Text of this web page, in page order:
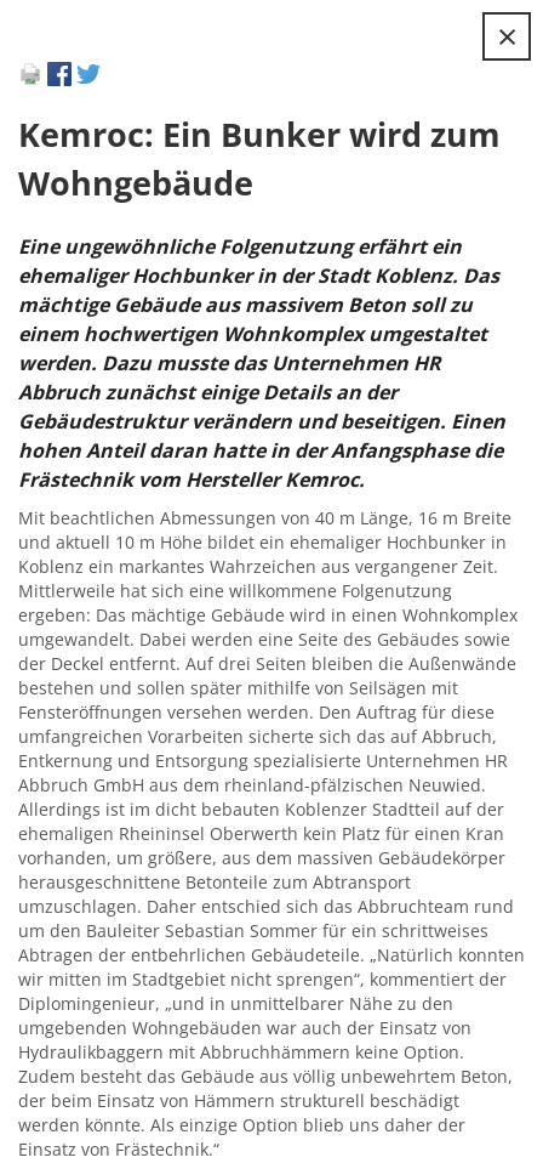
×
Kemroc: Ein Bunker wird zum
Wohngebäude
Eine ungewöhnliche Folgenutzung erfährt ein
ehemaliger Hochbunker in der Stadt Koblenz. Das
mächtige Gebäude aus massivem Beton soll zu
einem hochwertigen Wohnkomplex umgestaltet
werden. Dazu musste das Unternehmen HR
Abbruch zunächst einige Details an der
Gebäudestruktur verändern und beseitigen. Einen
hohen Anteil daran hatte in der Anfangsphase die
Frästechnik vom Hersteller Kemroc.
Mit beachtlichen Abmessungen von 40 m Länge, 16 m Breite
und aktuell 10 m Höhe bildet ein ehemaliger Hochbunker in
Koblenz ein markantes Wahrzeichen aus vergangener Zeit.
Mittlerweile hat sich eine willkommene Folgenutzung
ergeben: Das mächtige Gebäude wird in einen Wohnkomplex
umgewandelt. Dabei werden eine Seite des Gebäudes sowie
der Deckel entfernt. Auf drei Seiten bleiben die Außenwände
bestehen und sollen später mithilfe von Seilsägen mit
Fensteröffnungen versehen werden. Den Auftrag für diese
umfangreichen Vorarbeiten sicherte sich das auf Abbruch,
Entkernung und Entsorgung spezialisierte Unternehmen HR
Abbruch GmbH aus dem rheinland-pfälzischen Neuwied.
Allerdings ist im dicht bebauten Koblenzer Stadtteil auf der
ehemaligen Rheininsel Oberwerth kein Platz für einen Kran
vorhanden, um größere, aus dem massiven Gebäudekörper
herausgeschnittene Betonteile zum Abtransport
umzuschlagen. Daher entschied sich das Abbruchteam rund
um den Bauleiter Sebastian Sommer für ein schrittweises
Abtragen der entbehrlichen Gebäudeteile. „Natürlich konnten
wir mitten im Stadtgebiet nicht sprengen“, kommentiert der
Diplomingenieur, „und in unmittelbarer Nähe zu den
umgebenden Wohngebäuden war auch der Einsatz von
Hydraulikbaggern mit Abbruchhämmern keine Option.
Zudem besteht das Gebäude aus völlig unbewehrtem Beton,
der beim Einsatz von Hämmern strukturell beschädigt
werden könnte. Als einzige Option blieb uns daher der
Einsatz von Frästechnik.“